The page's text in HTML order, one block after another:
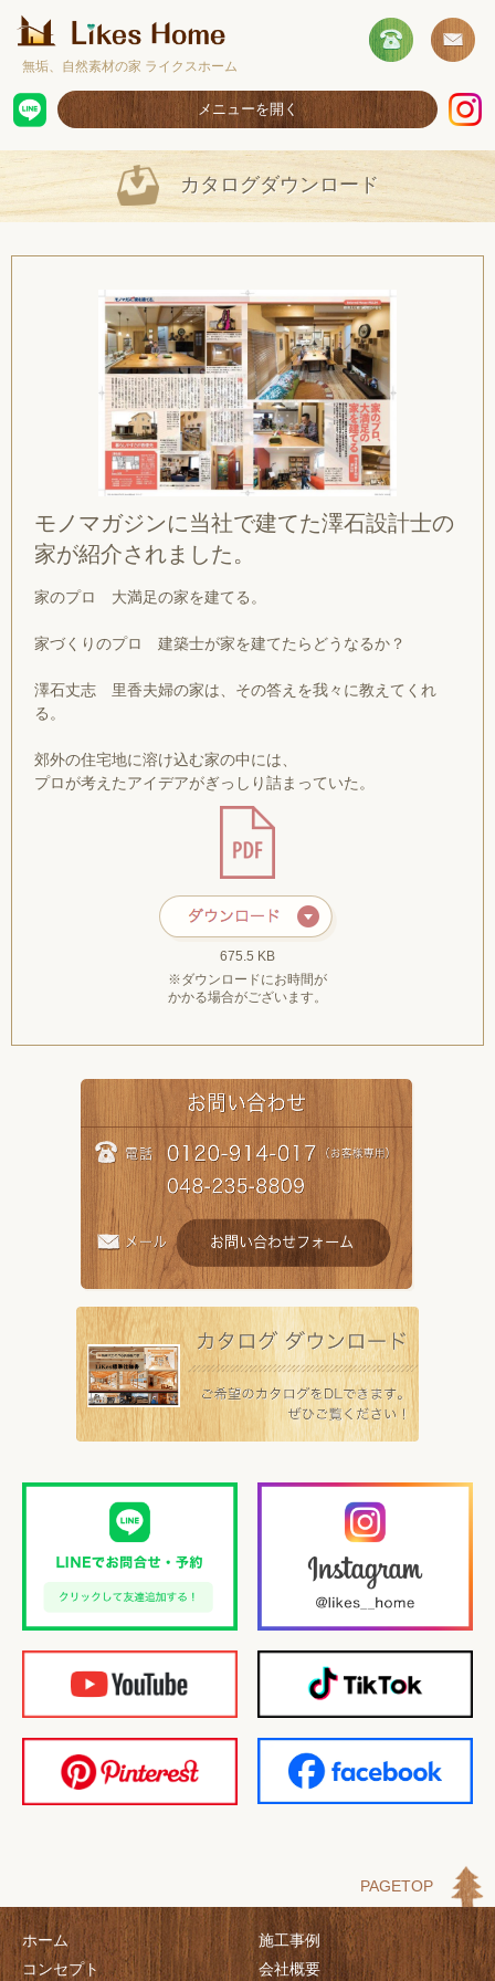
無垢、自然素材の家 ライクスホーム
メニューを開く
ホーム
コンセプト
ショールームのご案内
カタログダウンロード
モノマガジンに当社で建てた澤石設計士の
家が紹介されました。
家のプロ 大満足の家を建てる。
家づくりのプロ 建築士が家を建てたらどうなるか？
澤石丈志 里香夫婦の家は、その答えを我々に教えてくれ
る。
郊外の住宅地に溶け込む家の中には、
プロが考えたアイデアがぎっしり詰まっていた。
675.5 KB
※ダウンロードにお時間が
かかる場合がございます。
PAGETOP
ホーム
コンセプト
施工事例
会社概要